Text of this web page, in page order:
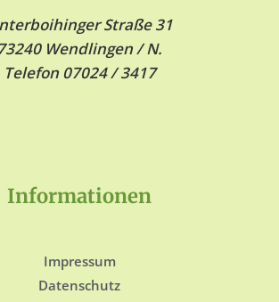
Straße 31
Wendlingen / N.
Telefon 07024 / 3417
Informationen
Impressum
Datenschutz